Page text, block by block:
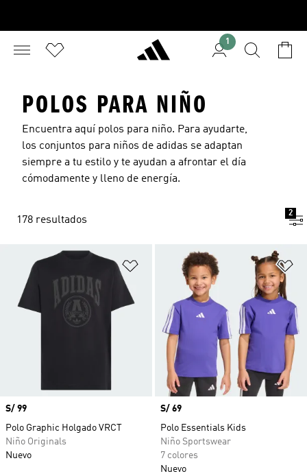
1
POLOS PARA NIÑO
Encuentra aquí polos para niño. Para ayudarte,
los conjuntos para niños de adidas se adaptan
siempre a tu estilo y te ayudan a afrontar el día
cómodamente y lleno de energía.
178 resultados
2
Añadir a la lista de deseos
Precio
S/ 99
Polo Graphic Holgado VRCT
Niño Originals
Nuevo
Precio
S/ 69
Polo Essentials Kids
Niño Sportswear
7 colores
Nuevo